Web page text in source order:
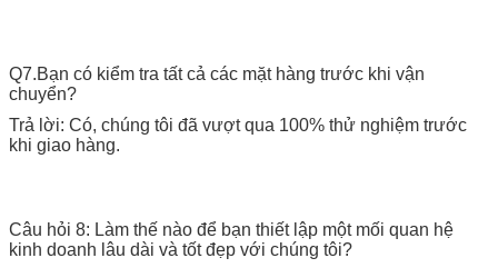
Q7.Bạn có kiểm tra tất cả các mặt hàng trước khi vận
chuyển?
Trả lời: Có, chúng tôi đã vượt qua 100% thử nghiệm trước
khi giao hàng.
Câu hỏi 8: Làm thế nào để bạn thiết lập một mối quan hệ
kinh doanh lâu dài và tốt đẹp với chúng tôi?